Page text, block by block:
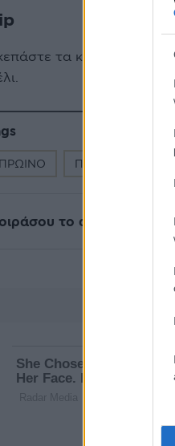
τα κέικ με τυρί
ΠΡΩΙΝΟ ΠΟΡΤΟΚΑΛΙ
το άρθρο